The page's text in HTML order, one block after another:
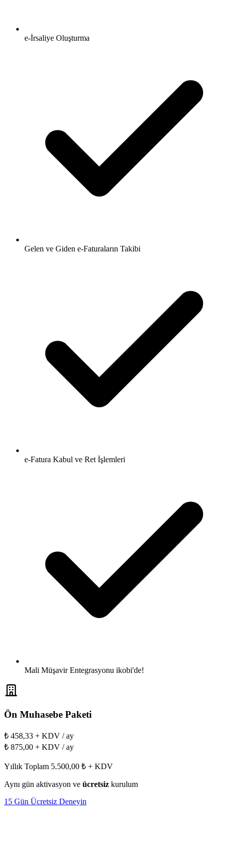
e-İrsaliye Oluşturma
Gelen ve Giden e-Faturaların Takibi
e-Fatura Kabul ve Ret İşlemleri
Mali Müşavir Entegrasyonu ikobi'de!
Ön Muhasebe Paketi
₺ 458,33 + KDV / ay
₺ 875,00 + KDV / ay
Yıllık Toplam 5.500,00 ₺ + KDV
Aynı gün aktivasyon ve ücretsiz kurulum
15 Gün Ücretsiz Deneyin